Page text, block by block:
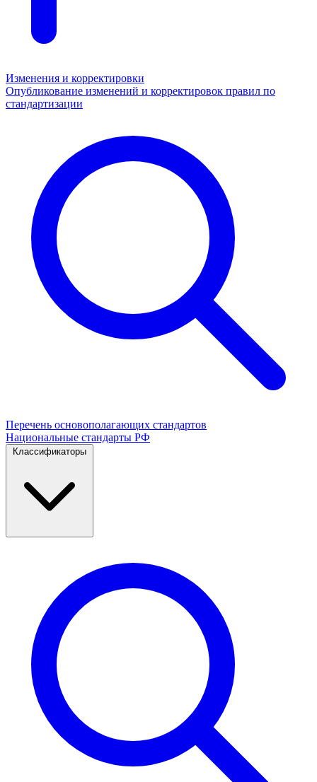
Изменения и корректировки
Опубликование изменений и корректировок правил по
стандартизации
Перечень основополагающих стандартов
Национальные стандарты РФ
Классификаторы